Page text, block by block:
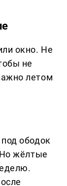
окно. Не
не
летом
ободок
Но жёлтые